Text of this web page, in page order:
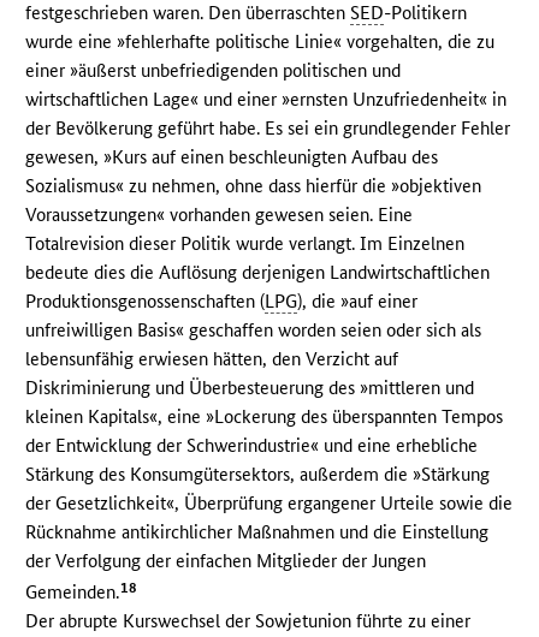
festgeschrieben waren. Den überraschtenSED-Politikern
wurde eine »fehlerhafte politische Linie« vorgehalten, die zu
einer »äußerst unbefriedigenden politischen und
wirtschaftlichen Lage« und einer »ernsten Unzufriedenheit« in
der Bevölkerung geführt habe. Es sei ein grundlegender Fehler
gewesen, »Kurs auf einen beschleunigten Aufbau des
Sozialismus« zu nehmen, ohne dass hierfür die »objektiven
Voraussetzungen« vorhanden gewesen seien. Eine
Totalrevision dieser Politik wurde verlangt. Im Einzelnen
bedeute dies die Auflösung derjenigen Landwirtschaftlichen
Produktionsgenossenschaften (LPG), die »auf einer
unfreiwilligen Basis« geschaffen worden seien oder sich als
lebensunfähig erwiesen hätten, den Verzicht auf
Diskriminierung und Überbesteuerung des »mittleren und
kleinen Kapitals«, eine »Lockerung des überspannten Tempos
der Entwicklung der Schwerindustrie« und eine erhebliche
Stärkung des Konsumgütersektors, außerdem die »Stärkung
der Gesetzlichkeit«, Überprüfung ergangener Urteile sowie die
Rücknahme antikirchlicher Maßnahmen und die Einstellung
der Verfolgung der einfachen Mitglieder der Jungen
Gemeinden.18
Der abrupte Kurswechsel der Sowjetunion führte zu einer